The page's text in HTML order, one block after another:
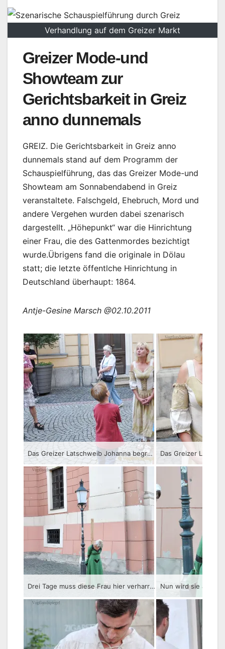
Verhandlung auf dem Greizer Markt
Greizer Mode-und
Showteam zur
Gerichtsbarkeit in Greiz
anno dunnemals
GREIZ. Die Gerichtsbarkeit in Greiz anno
dunnemals stand auf dem Programm der
Schauspielführung, das das Greizer Mode-und
Showteam am Sonnabendabend in Greiz
veranstaltete. Falschgeld, Ehebruch, Mord und
andere Vergehen wurden dabei szenarisch
dargestellt. „Höhepunkt“ war die Hinrichtung
einer Frau, die des Gattenmordes bezichtigt
wurde.Übrigens fand die originale in Dölau
statt; die letzte öffentlche Hinrichtung in
Deutschland überhaupt: 1864.
Antje-Gesine Marsch @02.10.2011
Das Greizer Latschweib Johanna begrüßt die Anwesenden
Drei Tage muss diese Frau hier verharren Nun wird sie auch